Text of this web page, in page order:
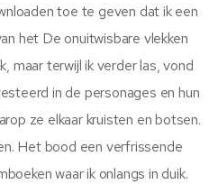
toe te geven dat ik een
het De onuitwisbare vlekken
maar terwijl ik verder las, vond
in de personages en hun
ze elkaar kruisten en botsen.
Het bood een verfrissende
waar ik onlangs in duik.